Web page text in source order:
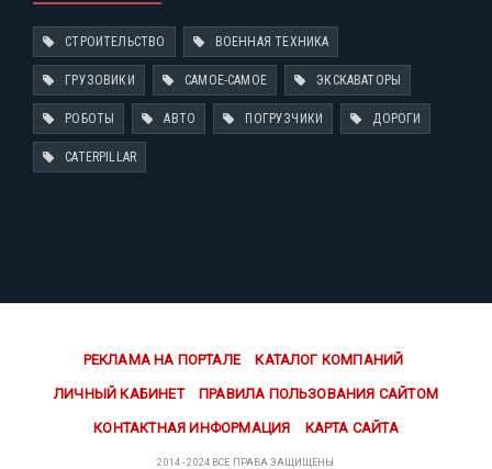
СТРОИТЕЛЬСТВО ВОЕННАЯ ТЕХНИКА
ГРУЗОВИКИ САМОЕ-САМОЕ ЭКСКАВАТОРЫ
РОБОТЫ АВТО ПОГРУЗЧИКИ ДОРОГИ
CATERPILLAR
РЕКЛАМА НА ПОРТАЛЕ КАТАЛОГ КОМПАНИЙ
ЛИЧНЫЙ КАБИНЕТ ПРАВИЛА ПОЛЬЗОВАНИЯ САЙТОМ
КОНТАКТНАЯ ИНФОРМАЦИЯ КАРТА САЙТА
2014 - 2024 ВСЕ ПРАВА ЗАЩИЩЕНЫ